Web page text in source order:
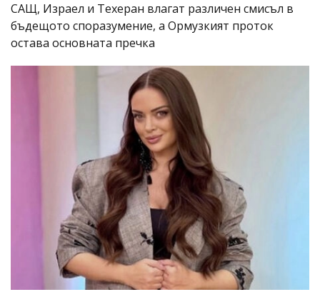
САЩ, Израел и Техеран влагат различен смисъл в
бъдещото споразумение, а Ормузкият проток
остава основната пречка